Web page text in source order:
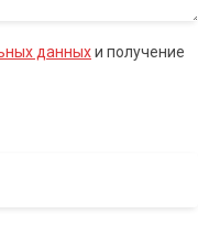
данныхи получение